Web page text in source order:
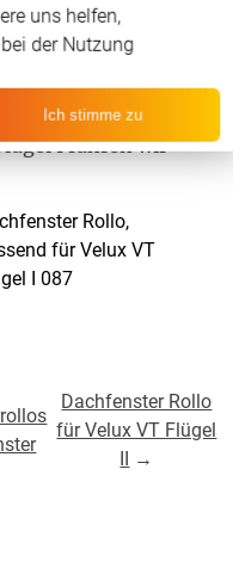
I führen wir
Rollo,
für Velux VT
I 087
Dachfenster Rollo
für Velux VT Flügel
II →
uns helfen,
der Nutzung
Ich stimme zu